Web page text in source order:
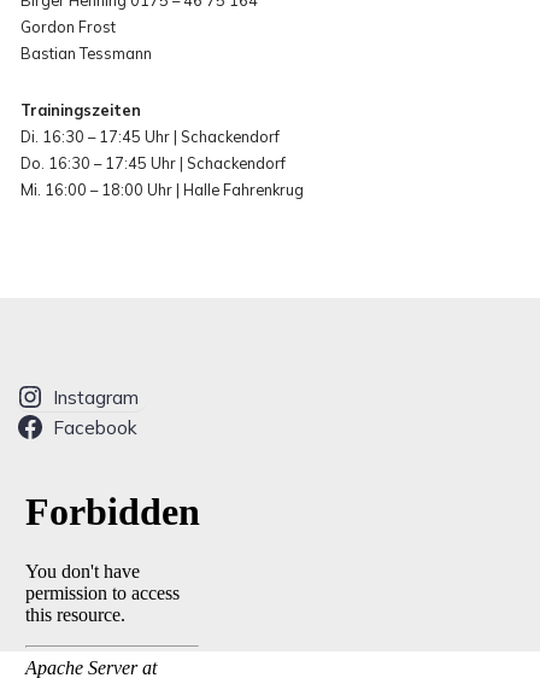
Gordon Frost
Bastian Tessmann
Trainingszeiten
Di. 16:30 – 17:45 Uhr | Schackendorf
Do. 16:30 – 17:45 Uhr | Schackendorf
Mi. 16:00 – 18:00 Uhr | Halle Fahrenkrug
Instagram
Facebook